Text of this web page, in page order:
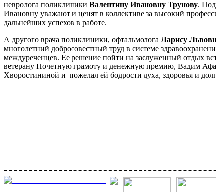
невролога поликлиники Валентину Ивановну Трунову.
Ивановну уважают и ценят в коллективе за высокий
дальнейших успехов в работе.
А другого врача поликлиники, офтальмолога Ларису
многолетний добросовестный труд в системе
междуреченцев. Ее решение пойти на заслуженный отдых
ветерану Почетную грамоту и денежную премию, Вадим
Хворостининой и пожелал ей бодрости духа, здоровья и